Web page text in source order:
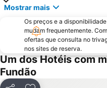
Barragem Marechal Carmona
Mostrar mais
Os preços e a
mudam frequentemente.
ofertas que consulta no
nos sites de reserva.
Um dos Hotéis com
Fundão